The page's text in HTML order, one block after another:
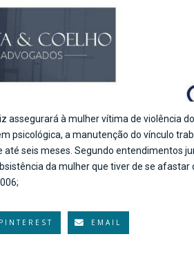
assegurará à mulher vítima de violência
psicológica, a manutenção do vínculo
seis meses. Segundo entendimentos
da mulher que tiver de se afastar
PINTEREST EMAIL